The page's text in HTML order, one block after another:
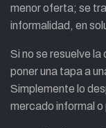
menor oferta; se
informalidad, en
Si no se resuelve
poner una tapa a
Simplemente lo
mercado informal o